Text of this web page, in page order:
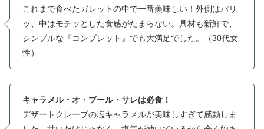
これまで食べたガレットの中で一番美味しい！外側はパリ
ッ、中はモチッとした食感がたまらない。具材も新鮮で、
シンプルな『コンプレット』でも大満足でした。（30代女
性）
キャラメル・オ・ブール・サレは必食！
デザートクレープの塩キャラメルが美味しすぎて感動しま